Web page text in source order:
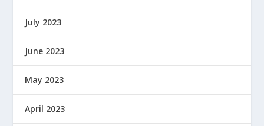
July 2023
June 2023
May 2023
April 2023